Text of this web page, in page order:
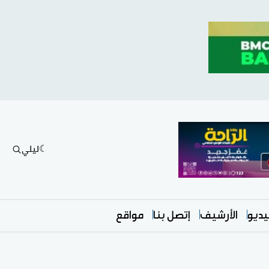
ليلي
الأرشيف إتصل بنا مواقع